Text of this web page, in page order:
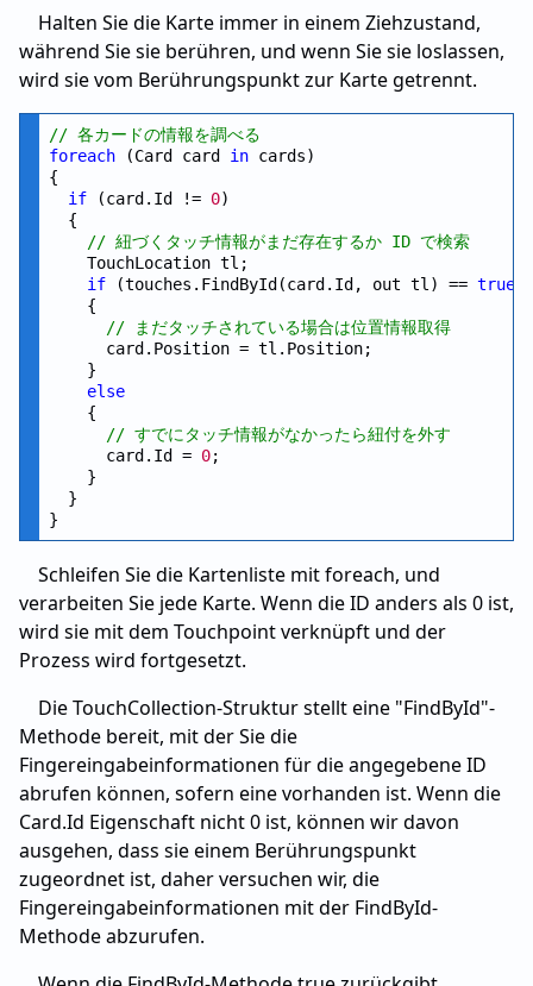
Halten Sie die Karte immer in einem Ziehzustand,
während Sie sie berühren, und wenn Sie sie loslassen,
wird sie vom Berührungspunkt zur Karte getrennt.
// 各カードの情報を調べる
foreach (Card card in cards)
{
if (card.Id != 0)
  {
// 紐づくタッチ情報がまだ存在するか ID で検索
    TouchLocation tl;
if (touches.FindById(card.Id, out tl) == true
    {
// まだタッチされている場合は位置情報取得
      card.Position = tl.Position;
    }
else
    {
// すでにタッチ情報がなかったら紐付を外す
      card.Id =
0;
    }
  }
Schleifen Sie die Kartenliste mit foreach, und
verarbeiten Sie jede Karte. Wenn die ID anders als 0 ist,
wird sie mit dem Touchpoint verknüpft und der
Prozess wird fortgesetzt.
Die TouchCollection-Struktur stellt eine "FindById"-
Methode bereit, mit der Sie die
Fingereingabeinformationen für die angegebene ID
abrufen können, sofern eine vorhanden ist. Wenn die
Card.Id Eigenschaft nicht 0 ist, können wir davon
ausgehen, dass sie einem Berührungspunkt
zugeordnet ist, daher versuchen wir, die
Fingereingabeinformationen mit der FindById-
Methode abzurufen.